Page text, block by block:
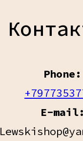
Phone:
E-mail: